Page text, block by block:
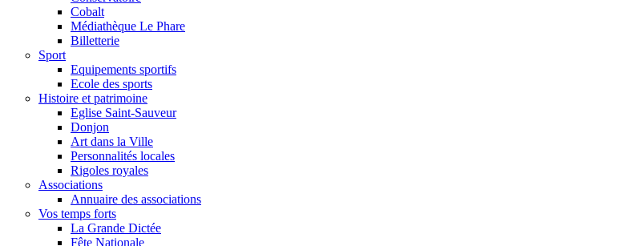
Cobalt
Médiathèque Le Phare
Billetterie
Sport
Equipements sportifs
Ecole des sports
Histoire et patrimoine
Eglise Saint-Sauveur
Donjon
Art dans la Ville
Personnalités locales
Rigoles royales
Associations
Annuaire des associations
Vos temps forts
La Grande Dictée
Fête Nationale